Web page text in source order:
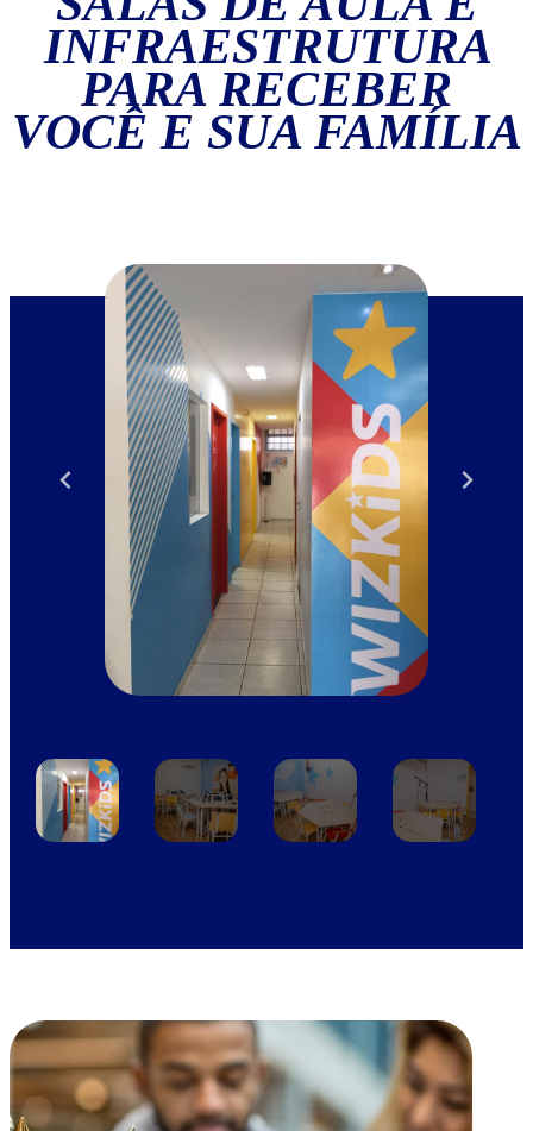
INFRAESTRUTURA
PARA RECEBER
VOCÊ E SUA FAMÍLIA